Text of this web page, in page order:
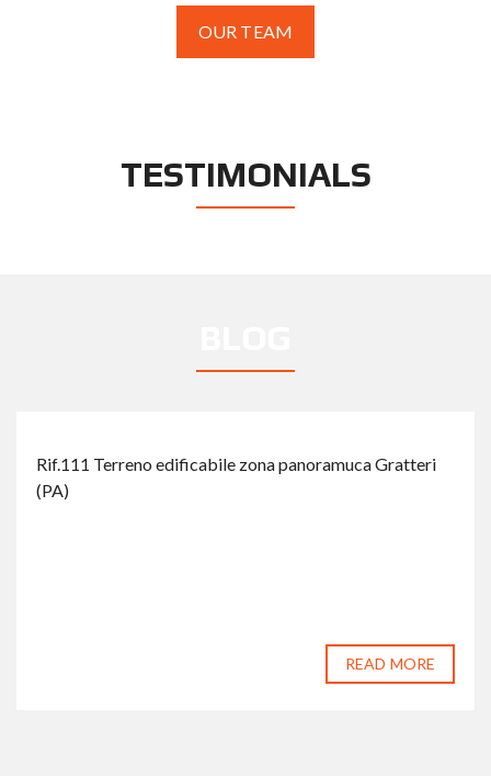
OUR TEAM
TESTIMONIALS
Rif.111 Terreno edificabile zona panoramuca Gratteri
(PA)
READ MORE